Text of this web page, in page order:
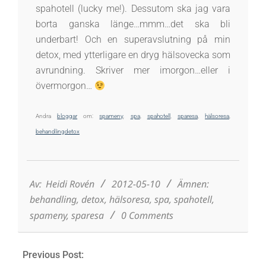
spahotell (lucky me!). Dessutom ska jag vara
borta ganska länge…mmm…det ska bli
underbart! Och en superavslutning på min
detox, med ytterligare en dryg hälsovecka som
avrundning. Skriver mer imorgon…eller i
övermorgon…
Andrabloggarom:spameny, spa, spahotell, sparesa,hälsoresa,
behandlingdetox
10
Av: Heidi Rovén 2012-05-10
Ämnen:
behandling, detox, hälsoresa, spa, spahotell,
spameny, sparesa 0 Comments
Previous Post: